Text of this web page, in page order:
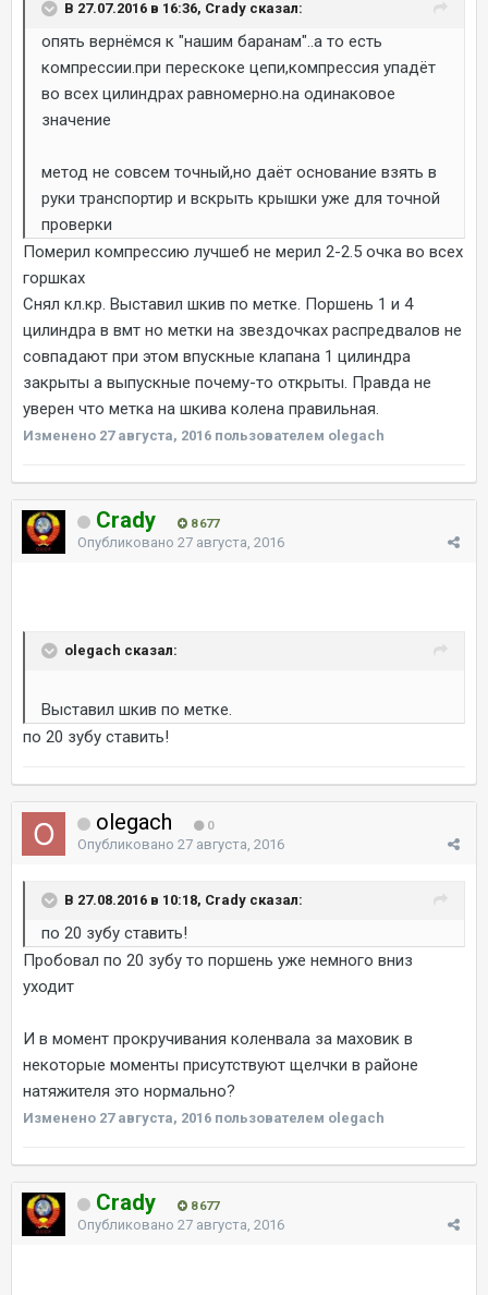
В 27.07.2016 в 16:36, Crady сказал:
опять вернёмся к "нашим баранам"..а то есть
компрессии.при перескоке цепи,компрессия упадёт
во всех цилиндрах равномерно.на одинаковое
значение
метод не совсем точный,но даёт основание взять в
руки транспортир и вскрыть крышки уже для точной
проверки
Померил компрессию лучшеб не мерил 2-2.5 очка во всех
горшках
Снял кл.кр. Выставил шкив по метке. Поршень 1 и 4
цилиндра в вмт но метки на звездочках распредвалов не
совпадают при этом впускные клапана 1 цилиндра
закрыты а выпускные почему-то открыты. Правда не
уверен что метка на шкива колена правильная.
Изменено 27 августа, 2016 пользователем olegach
Crady 8 677
Опубликовано 27 августа, 2016
olegach сказал:
Выставил шкив по метке.
по 20 зубу ставить!
olegach 0
Опубликовано 27 августа, 2016
В 27.08.2016 в 10:18, Crady сказал:
по 20 зубу ставить!
Пробовал по 20 зубу то поршень уже немного вниз
уходит
И в момент прокручивания коленвала за маховик в
некоторые моменты присутствуют щелчки в районе
натяжителя это нормально?
Изменено 27 августа, 2016 пользователем olegach
Crady 8 677
Опубликовано 27 августа, 2016